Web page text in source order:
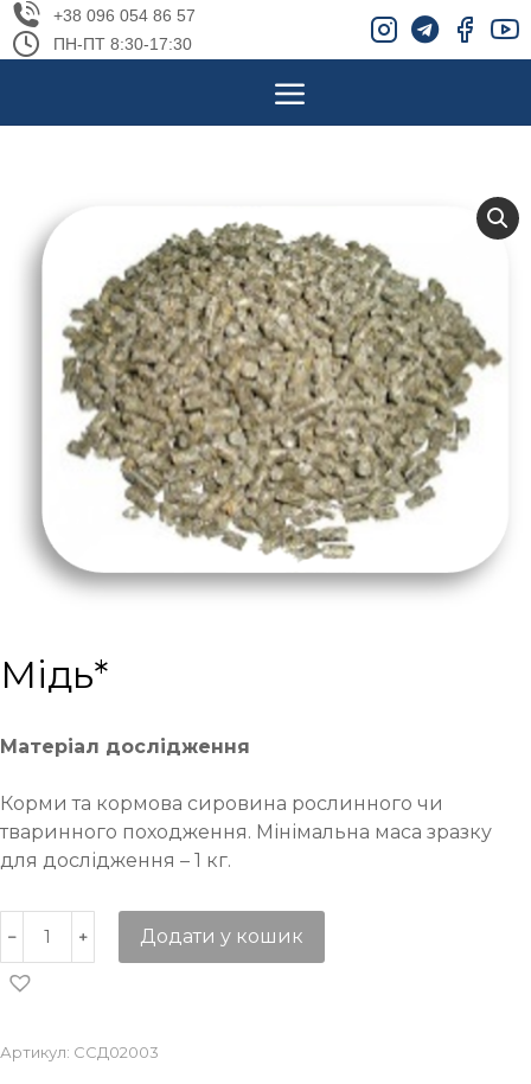
+38 096 054 86 57
ПН-ПТ 8:30-17:30
Мідь*
Матеріал дослідження
Корми та кормова сировина рослинного чи
тваринного походження. Мінімальна маса зразку
для дослідження – 1 кг.
Додати у кошик
Артикул: ССД02003